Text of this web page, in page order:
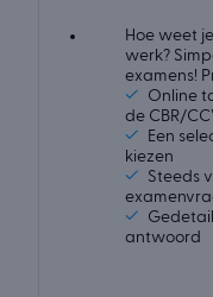
Hoe weet
werk?
examens!
✓
Online
de CBR/
✓
Een
kiezen
✓
Steeds
✓
antwoord